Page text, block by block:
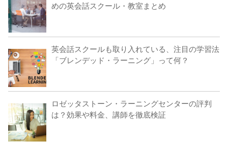
めの英会話スクール・教室まとめ
英会話スクールも取り入れている、注目の学習法
「ブレンデッド・ラーニング」って何？
ロゼッタストーン・ラーニングセンターの評判
は？効果や料金、講師を徹底検証